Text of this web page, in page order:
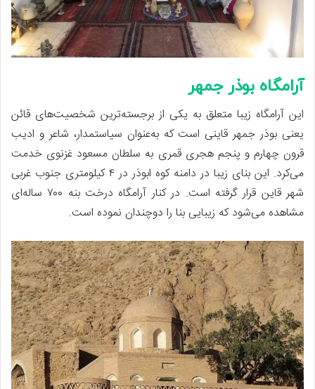
آرامگاه بوذر جمهر
این آرامگاه زیبا متعلق به یکی از برجسته‌ترین شخصیت‌های قائن
یعنی بوذر جمهر قاینی است که به‌عنوان سیاستمدار، شاعر و ادیب
قرون چهارم و پنجم هجری قمری به سلطان مسعود غزنوی خدمت
می‌کرد. این بنای زیبا در دامنه کوه ابوذر در ۴ کیلومتری جنوب غربی
شهر قاین قرار گرفته است. در کنار آرامگاه درخت بنه ۷۰۰ ساله‌ای
مشاهده می‌شود که زیبایی بنا را دوچندان نموده است.